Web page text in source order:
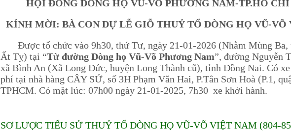
HỘI ĐỒNG DÒNG HỌ VŨ-VÕ PHƯƠNG NAM-TP.HỒ
KÍNH MỜI: BÀ CON DỰ LỄ GIỖ THUỶ TỔ DÒNG HỌ VŨ-VÕ
Được tổ chức vào 9h30, thứ Tư, ngày 21-01-2026 (Nhằm Mùng Ba,
Ất Tỵ) tại “Từ đường Dòng họ Vũ-Võ Phương Nam”, đường Nguyễn
xã Bình An (Xã Long Đức, huyện Long Thành cũ), tỉnh Đồng Nai. Có
phí tại nhà hàng CÂY SỨ, số 3H Phạm Văn Hai, P.Tân Sơn Hoà (P.1,
TPHCM. Có mặt lúc: 07h00 ngày 21-01-2025, 7h30 xe khởi hành.
SƠ LƯỢC TIỂU SỬ THUỶ TỔ DÒNG HỌ VŨ-VÕ VIỆT NAM (804-